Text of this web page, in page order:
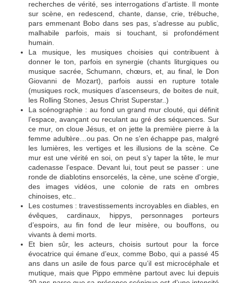
recherches de vérité, ses interrogations d’artiste. Il monte
sur scène, en redescend, chante, danse, crie, trébuche,
pars emmenant Bobo dans ses pas, s’adresse au public,
malhabile parfois, mais si touchant, si profondément
humain.
La musique, les musiques choisies qui contribuent à
donner le ton, parfois en synergie (chants liturgiques ou
musique sacrée, Schumann, chœurs, et, au final, le Don
Giovanni de Mozart), parfois aussi en rupture totale
(musiques rock, musiques d’ascenseurs, de boites de nuit,
les Rolling Stones, Jesus Christ Superstar..)
La scénographie : au fond un grand mur clouté, qui définit
l’espace, avançant ou reculant au gré des séquences. Sur
ce mur, on cloue Jésus, et on jette la première pierre à la
femme adultère…ou pas. On ne s’en échappe pas, malgré
les lumières, les vertiges et les illusions de la scène. Ce
mur est une vérité en soi, on peut s’y taper la tête, le mur
cadenasse l’espace. Devant lui, tout peut se passer : une
ronde de diablotins ensorcelés, la cène, une scène d'orgie,
des images vidéos, une colonie de rats en ombres
chinoises, etc..
Les costumes : travestissements incroyables en diables, en
évêques, cardinaux, hippys, personnages porteurs
d’espoirs, au fin fond de leur misère, ou bouffons, ou
vivants à demi morts.
Et bien sûr, les acteurs, choisis surtout pour la force
évocatrice qui émane d’eux, comme Bobo, qui a passé 45
ans dans un asile de fous parce qu’il est microcéphale et
mutique, mais que Pippo emmène partout avec lui depuis